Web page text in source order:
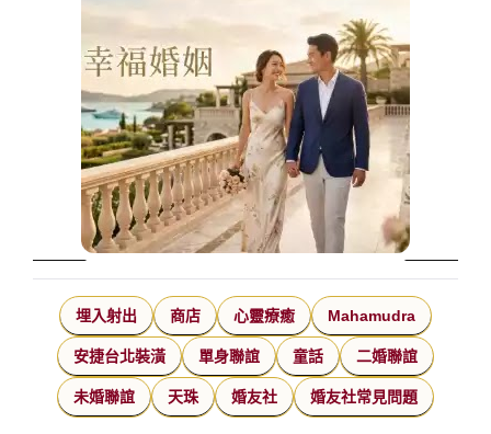
埋入射出 商店 心靈療癒 Mahamudra
安捷台北裝潢 單身聯誼 童話 二婚聯誼
未婚聯誼 天珠 婚友社 婚友社常見問題